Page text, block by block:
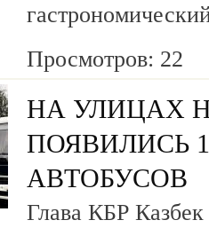
Просмотров: 22
НА УЛИЦАХ
ПОЯВИЛИСЬ
АВТОБУСОВ
Глава КБР